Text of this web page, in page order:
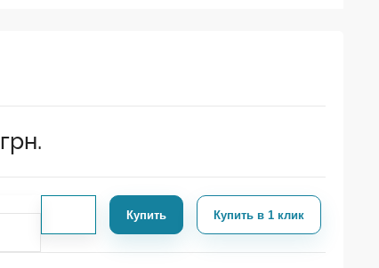
грн.
Купить Купить в 1 клик